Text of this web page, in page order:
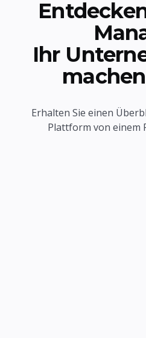
Ihr
Erhalten Sie einen
Plattform von einem